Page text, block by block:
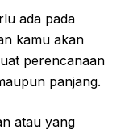
ada pada
kamu akan
perencanaan
panjang.
atau yang